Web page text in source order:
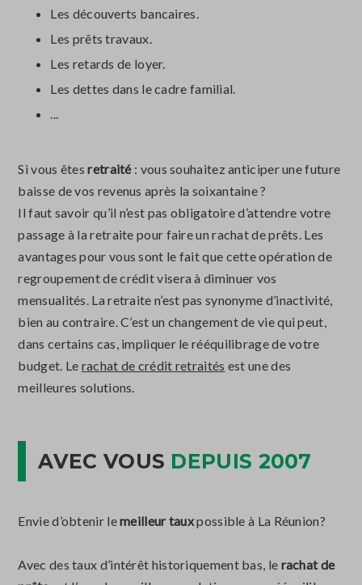
Les découverts bancaires.
Les prêts travaux.
Les retards de loyer.
Les dettes dans le cadre familial.
Si vous êtesretraité: vous souhaitez anticiper une future
baisse de vos revenus après la soixantaine ?
Il faut savoir qu’il n’est pas obligatoire d’attendre votre
passage à la retraite pour faire un rachat de prêts. Les
avantages pour vous sont le fait que cette opération de
regroupement de crédit visera à diminuer vos
mensualités. La retraite n’est pas synonyme d’inactivité,
bien au contraire. C’est un changement de vie qui peut,
dans certains cas, impliquer le rééquilibrage de votre
budget. Le rachat de crédit retraités est une des
meilleures solutions.
AVEC VOUS DEPUIS 2007
Envie d’obtenir lemeilleur tauxpossible à La Réunion?
Avec des taux d’intérêt historiquement bas, le rachat de